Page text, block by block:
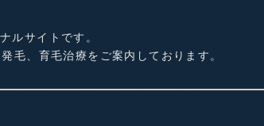
ルサイトです。
毛、育毛治療をご案内しております。